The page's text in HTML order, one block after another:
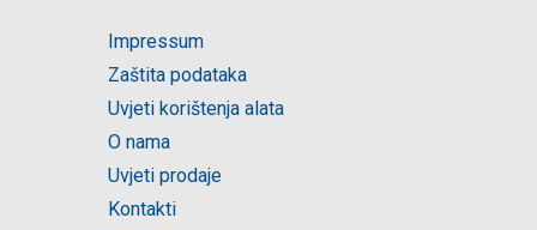
Impressum
Zaštita podataka
Uvjeti korištenja alata
O nama
Uvjeti prodaje
Kontakti